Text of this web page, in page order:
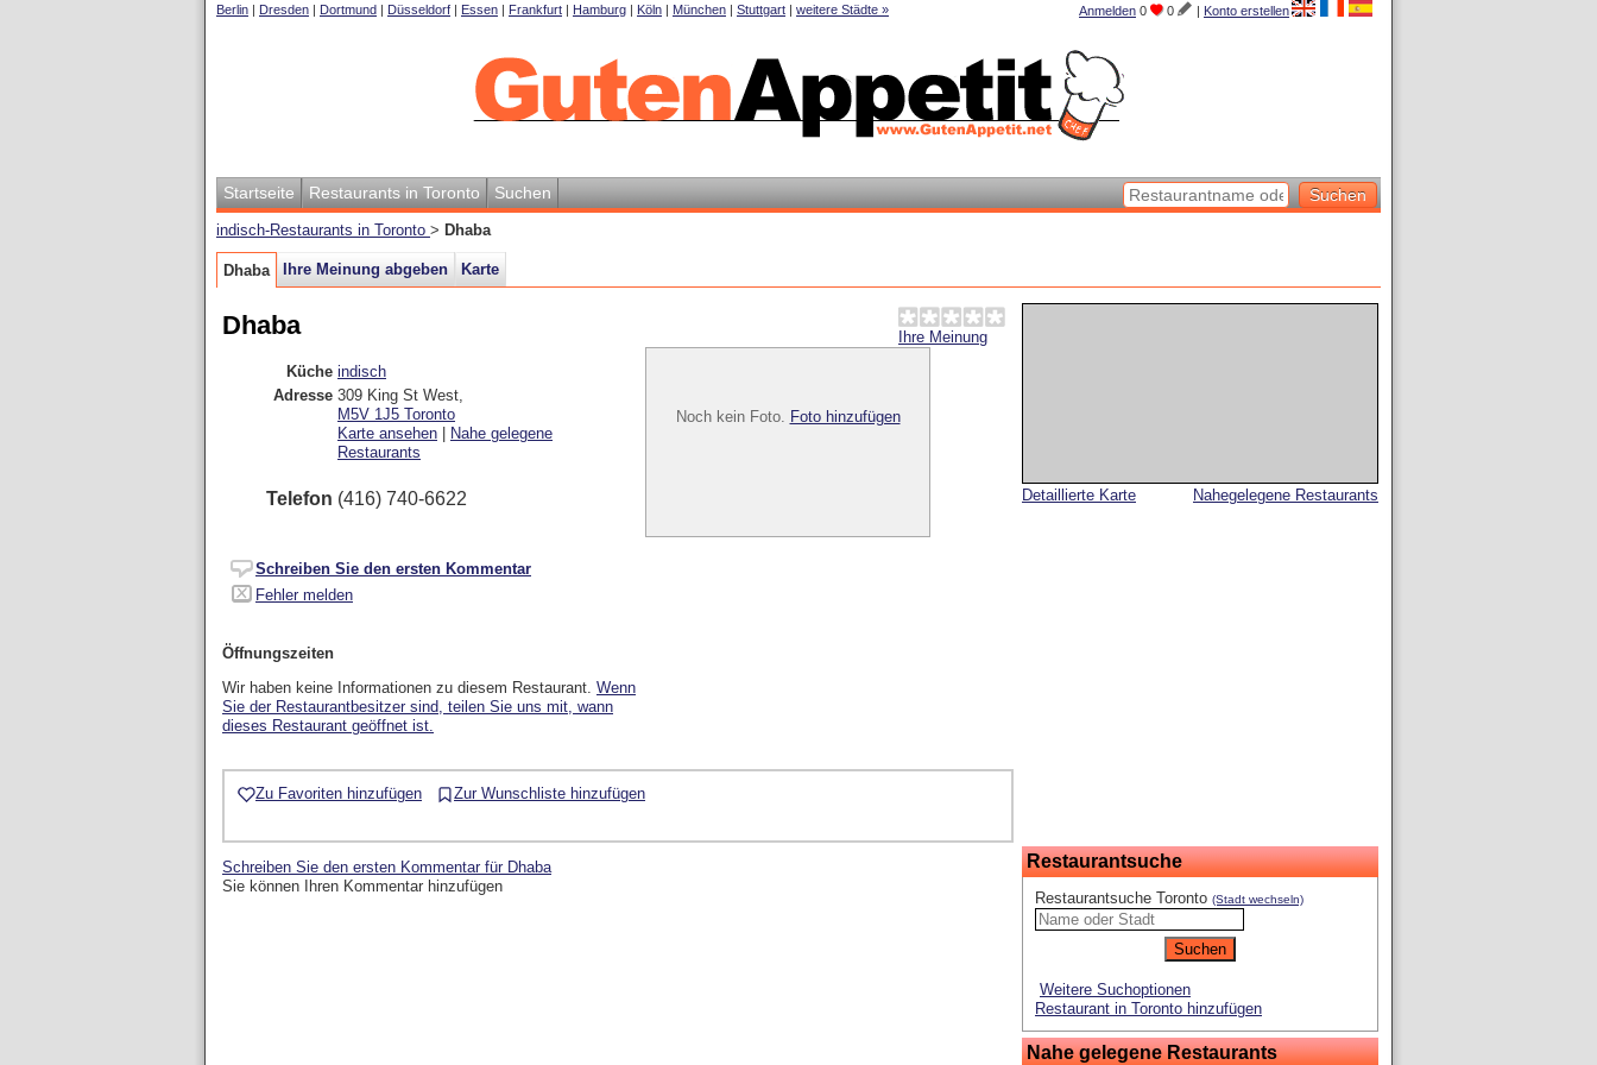
Anmelden 0 0 | Konto erstellen
Berlin | Dresden | Dortmund | Düsseldorf | Essen | Frankfurt | Hamburg | Köln | München | Stuttgart | weitere Städte »
Startseite Restaurants in Toronto Suchen
indisch-Restaurants in Toronto > Dhaba
Dhaba Ihre Meinung abgeben Karte
Nahegelegene Restaurants
Detaillierte Karte
Restaurantsuche
Restaurantsuche Toronto (Stadt wechseln)
Weitere Suchoptionen
Restaurant in Toronto hinzufügen
Nahe gelegene Restaurants
Ihre Meinung
Dhaba
Noch kein Foto. Foto hinzufügen
Küche indisch
Adresse 309 King St West,
M5V 1J5 Toronto
Karte ansehen
Nahe gelegene
Restaurants
Telefon (416) 740-6622
Schreiben Sie den ersten Kommentar
Fehler melden
Öffnungszeiten
Wir haben keine Informationen zu diesem Restaurant. Wenn
Sie der Restaurantbesitzer sind, teilen Sie uns mit, wann
dieses Restaurant geöffnet ist.
Zu Favoriten hinzufügen Zur Wunschliste hinzufügen
Schreiben Sie den ersten Kommentar für Dhaba
Sie können Ihren Kommentar hinzufügen